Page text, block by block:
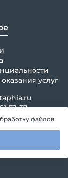
услуг
73-37
файлов